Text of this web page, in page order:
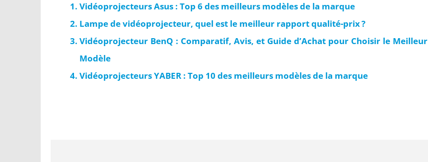
Vidéoprojecteurs Asus : Top 6 des meilleurs modèles de la marque
Lampe de vidéoprojecteur, quel est le meilleur rapport qualité-prix ?
Vidéoprojecteur BenQ : Comparatif, Avis, et Guide d’Achat pour Choisir le Meilleur
Modèle
Vidéoprojecteurs YABER : Top 10 des meilleurs modèles de la marque